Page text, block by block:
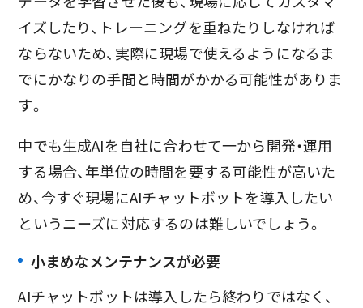
イズしたり、トレーニングを重ねたりしなければ
ならないため、実際に現場で使えるようになるま
でにかなりの手間と時間がかかる可能性がありま
す。
中でも生成AIを自社に合わせて一から開発・運用
する場合、年単位の時間を要する可能性が高いた
め、今すぐ現場にAIチャットボットを導入したい
というニーズに対応するのは難しいでしょう。
小まめなメンテナンスが必要
AIチャットボットは導入したら終わりではなく、